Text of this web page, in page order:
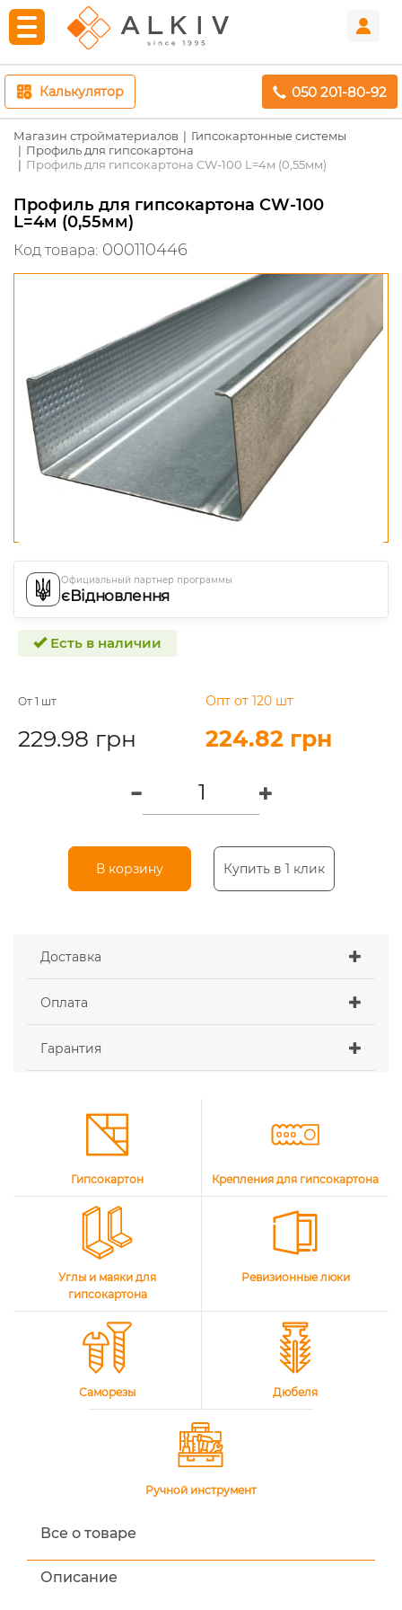
Калькулятор 050 201-80-92
Магазин стройматериалов
Гипсокартонные системы
Профиль для гипсокартона
Профиль для гипсокартона CW-100 L=4м (0,55мм)
Профиль для гипсокартона CW-100
L=4м (0,55мм)
Код товара: 000110446
Официальный партнер программы
єВідновлення
Есть в наличии
От 1 шт
229.98 грн
Опт от 120 шт
224.82 грн
В корзину Купить в 1 клик
Доставка
Оплата
Гарантия
Гипсокартон Крепления для гипсокартона
Углы и маяки для
гипсокартона
Ревизионные люки
Саморезы Дюбеля
Ручной инструмент
Все о товаре
Описание